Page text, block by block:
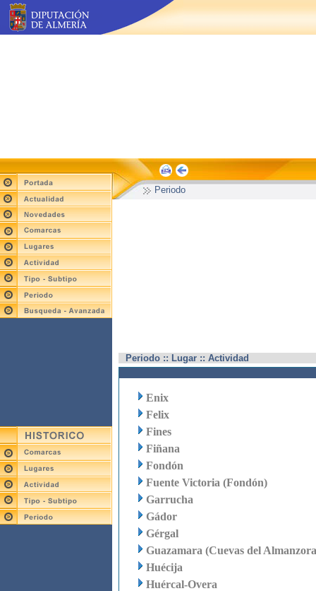
Periodo
Periodo :: Lugar :: Actividad
Enix
Felix
Fines
Fiñana
Fondón
Fuente Victoria (Fondón)
Garrucha
Gádor
Gérgal
Guazamara (Cuevas del
Huécija
Huércal-Overa